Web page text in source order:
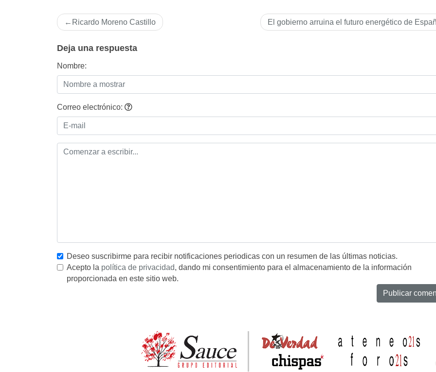
Navegación
de
entradas
Ricardo Moreno Castillo El gobierno arruina el futuro energético de
Deja una respuesta
Nombre:
Correo electrónico:
Deseo suscribirme para recibir notificaciones periodicas con un resumen de las últimas noticias.
Acepto la política de privacidad, dando mi consentimiento para el almacenamiento de la información
proporcionada en este sitio web.